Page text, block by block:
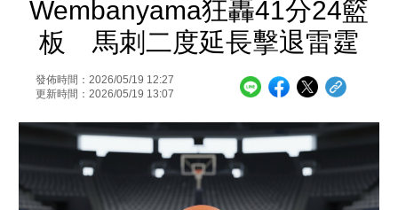
Wembanyama狂轟41分24籃
板 馬刺二度延長擊退雷霆
發佈時間：2026/05/19 12:27
更新時間：2026/05/19 13:07